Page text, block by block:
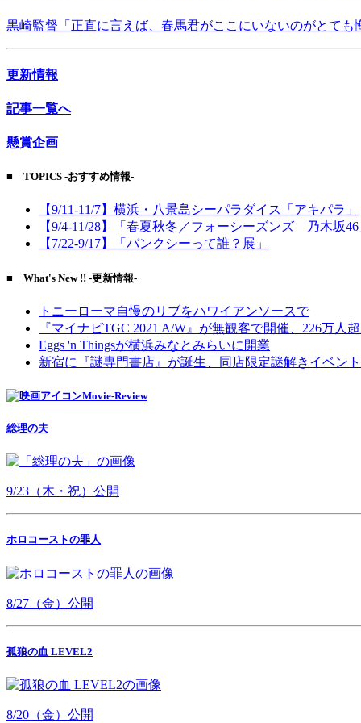
黒崎監督「正直に言えば、春馬君がここにいないのがとても
更新情報
記事一覧へ
懸賞企画
■ TOPICS -おすすめ情報-
【9/11-11/7】横浜・八景島シーパラダイス「アキパラ」
【9/4-11/28】「春夏秋冬／フォーシーズンズ 乃木坂46
【7/22-9/17】「バンクシーって誰？展」
■ What's New !! -更新情報-
トニーローマ自慢のリブをハワイアンソースで
『マイナビTGC 2021 A/W』が無観客で開催、226万人
Eggs 'n Thingsが横浜みなとみらいに開業
新宿に『謎専門書店』が誕生、同店限定謎解きイベン
Movie-Review
総理の夫
9/23（木・祝）公開
ホロコーストの罪人
8/27（金）公開
孤狼の血 LEVEL2
8/20（金）公開